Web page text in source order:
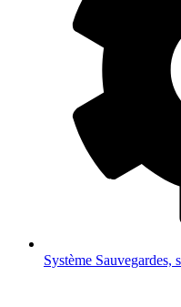
Système Sauvegardes,